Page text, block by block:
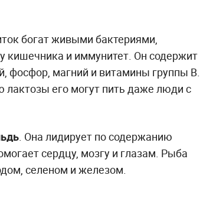
богат живыми бактериями,
и иммунитет. Он содержит
фосфор, магний и витамины группы B.
лактозы его могут пить даже люди с
. Она лидирует по содержанию
сердцу, мозгу и глазам. Рыба
селеном и железом.